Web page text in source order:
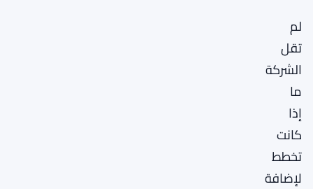
لم
تقل
الشركة
ما
إذا
كانت
تخطط
لإضافة